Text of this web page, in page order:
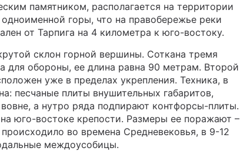
памятником, располагается на территории
горы, что на правобережье реки
от Тарпига на 4 километра к юго-востоку.
склон горной вершины. Соткана тремя
для обороны, ее длина равна 90 метрам. Второй
уже в пределах укрепления. Техника, в
песчаные плиты внушительных габаритов,
а нутро ряда подпирают контфорсы-плиты.
юго-востоке крепости. Размеры ее поражают –
во времена Средневековья, в 9-12
междоусобицы.